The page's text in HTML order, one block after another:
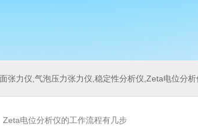
,气泡压力张力仪,稳定性分析仪,Zeta电位分析仪,三维形貌测量仪,
Zeta电位分析仪的工作流程有几步